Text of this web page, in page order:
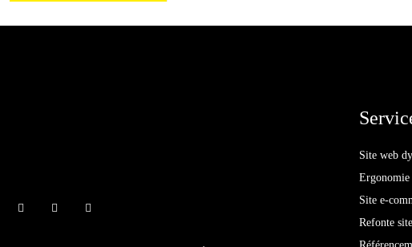
Site web
Site e-
Refonte